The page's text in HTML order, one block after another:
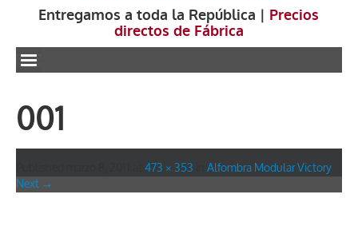
Entregamos a toda la República | Precios
directos de Fábrica
.
001
473 × 353 Alfombra Modular Victory.
Next →